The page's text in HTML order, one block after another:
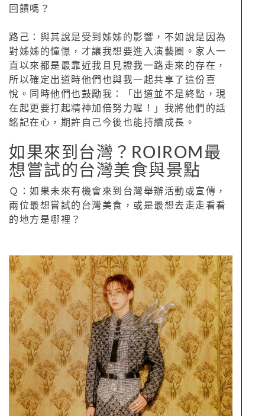
回饋嗎？
路己：與其說是受到姊姊的影響，不如說是因為
對姊姊的憧憬，才讓我想要進入演藝圈。家人一
直以來都是最靠近我且見證我一路走來的存在，
所以確定出道時他們也與我一起共享了這份喜
悅。同時他們也鼓勵我：「出道並不是終點，現
在起更要打起精神加倍努力喔！」我將他們的話
銘記在心，期許自己今後也能持續成長。
如果來到台灣？ROIROM最
想嘗試的台灣美食與景點
Ｑ：如果未來有機會來到台灣舉辦活動或宣傳，
兩位最想嘗試的台灣美食，或是最想去走走看看
的地方是哪裡？